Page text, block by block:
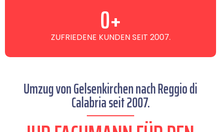
ZUFRIEDENE KUNDEN SEIT 2007.
0+
Umzug von Gelsenkirchen nach Reggio di
Calabria seit 2007.